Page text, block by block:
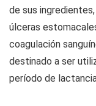
de sus
úlceras
coagulación
destinado a ser
período de